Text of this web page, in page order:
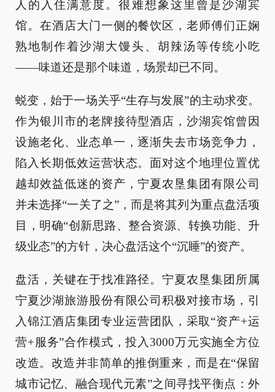
人的入住满意度。很难想象这里曾是沙湖宾
馆。在酒店大门一侧的餐饮区，老师傅们正娴
熟地制作着沙湖大馒头、胡辣汤等传统小吃
——味道还是那个味道，场景却已不同。
蜕变，始于一场关乎“生存与发展”的主动求变。
作为银川市的老牌接待型酒店，沙湖宾馆曾因
设施老化、业态单一，逐渐失去市场竞争力，
陷入长期低效运营状态。面对这个地理位置优
越却效益低迷的资产，宁夏农垦集团有限公司
并未选择“一关了之”，而是将其列为重点盘活项
目，明确“创新思路、整合资源、转换功能、升
级业态”的方针，决心盘活这个“沉睡”的资产。
盘活，关键在于找准路径。宁夏农垦集团所属
宁夏沙湖旅游股份有限公司积极对接市场，引
入锦江酒店集团专业运营团队，采取“资产+运
营+服务”合作模式，投入3000万元实施全方位
改造。改造并非简单的推倒重来，而是在“保留
城市记忆、融合现代元素”之间寻找平衡点：外